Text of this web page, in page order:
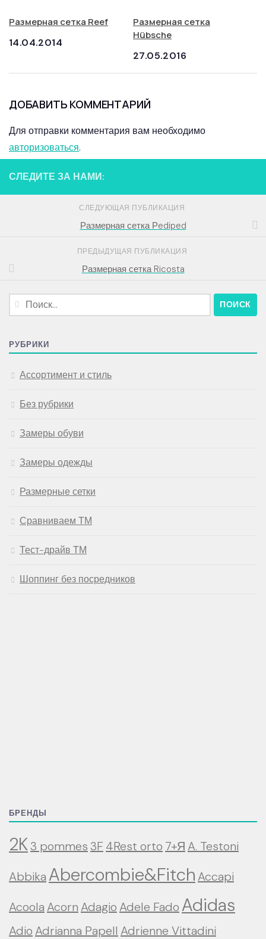
Размерная сетка Reef
14.04.2014
Размерная сетка
Hübsche
27.05.2016
ДОБАВИТЬ КОММЕНТАРИЙ
Для отправки комментария вам необходимо
авторизоваться.
СЛЕДИТЕ ЗА НАМИ:
СЛЕДУЮЩАЯ ПУБЛИКАЦИЯ
Размерная сетка Рediped
ПРЕДЫДУЩАЯ ПУБЛИКАЦИЯ
Размерная сетка Ricosta
Найти:
РУБРИКИ
Ассортимент и стиль
Без рубрики
Замеры обуви
Замеры одежды
Размерные сетки
Сравниваем ТМ
Тест-драйв ТМ
Шоппинг без посредников
БРЕНДЫ
2K3 pommes3F 4Rest orto 7+Я A. Testoni
Abbika Abercombie&Fitch Accapi
Acoola Acorn Adagio Adele Fado Adidas
Adio Adrianna Papell Adrienne Vittadini